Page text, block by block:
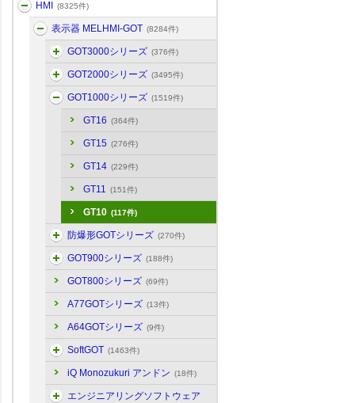
HMI (8325件)
表示器 MELHMI-GOT (8284件)
GOT3000シリーズ (376件)
GOT2000シリーズ (3495件)
GOT1000シリーズ (1519件)
GT16 (364件)
GT15 (276件)
GT14 (229件)
GT11 (151件)
GT10 (117件)
防爆形GOTシリーズ (270件)
GOT900シリーズ (188件)
GOT800シリーズ (69件)
A77GOTシリーズ (13件)
A64GOTシリーズ (9件)
SoftGOT (1463件)
iQ Monozukuri アンドン (18件)
エンジニアリングソフトウェア